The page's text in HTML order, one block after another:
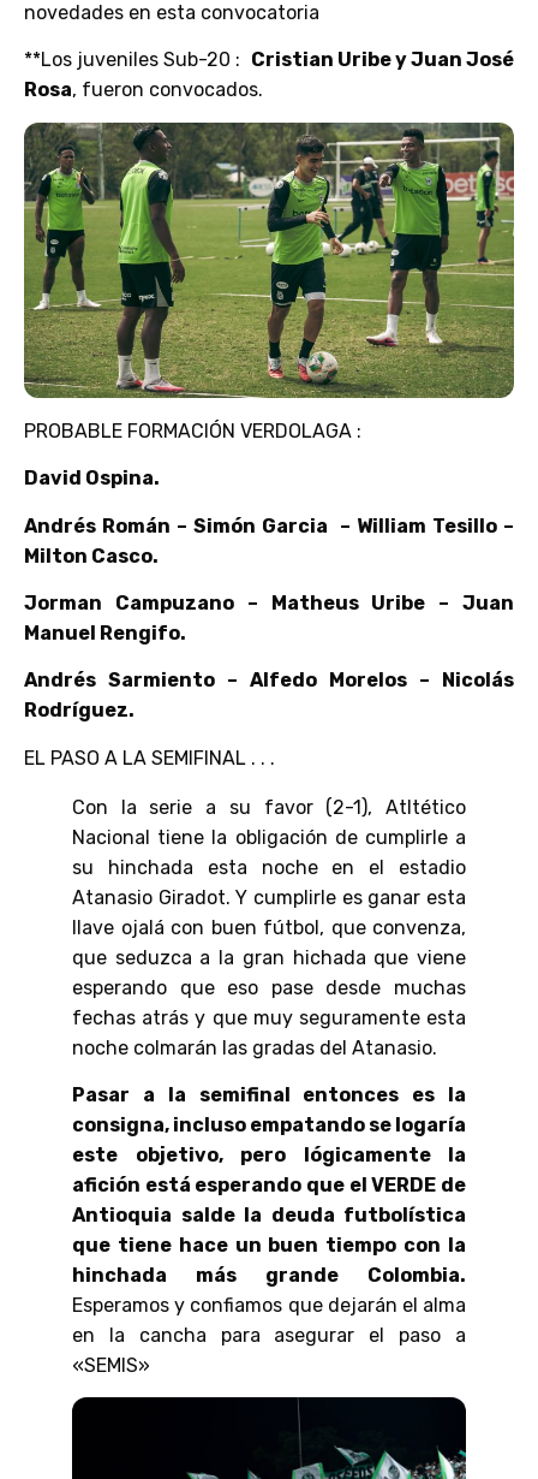
novedades en esta convocatoria
**Los juveniles Sub-20 : Cristian Uribe y Juan José
Rosa, fueron convocados.
PROBABLE FORMACIÓN VERDOLAGA :
David Ospina.
Andrés Román – Simón Garcia – William Tesillo –
Milton Casco.
Jorman Campuzano – Matheus Uribe – Juan
Manuel Rengifo.
Andrés Sarmiento – Alfedo Morelos – Nicolás
Rodríguez.
EL PASO A LA SEMIFINAL . . .
Con la serie a su favor (2-1), Atltético
Nacional tiene la obligación de cumplirle a
su hinchada esta noche en el estadio
Atanasio Giradot. Y cumplirle es ganar esta
llave ojalá con buen fútbol, que convenza,
que seduzca a la gran hichada que viene
esperando que eso pase desde muchas
fechas atrás y que muy seguramente esta
noche colmarán las gradas del Atanasio.
Pasar a la semifinal entonces es la
consigna, incluso empatando se logaría
este objetivo, pero lógicamente la
afición está esperando que el VERDE de
Antioquia salde la deuda futbolística
que tiene hace un buen tiempo con la
hinchada más grande Colombia.
Esperamos y confiamos que dejarán el alma
en la cancha para asegurar el paso a
«SEMIS»